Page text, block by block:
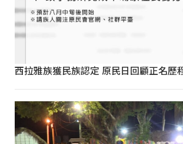
西拉雅族獲民族認定 原民日回顧正名歷